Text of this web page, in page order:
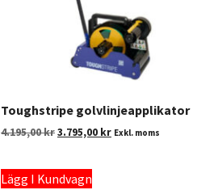
Toughstripe golvlinjeapplikator
4.195,00kr3.795,00 kr Exkl. moms
Lägg I Kundvagn